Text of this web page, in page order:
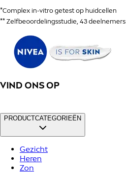
*Complex in-vitro getest op huidcellen
** Zelfbeoordelingsstudie, 43 deelnemers
VIND ONS OP
PRODUCTCATEGORIEËN
Gezicht
Heren
Zon